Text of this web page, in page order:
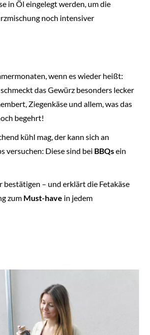
in Öl eingelegt werden, um die
noch intensiver
wenn es wieder heißt:
schmeckt das Gewürz besonders lecker
Ziegenkäse und allem, was das
begehrt!
kühl mag, der kann sich an
versuchen: Diese sind bei BBQsein
bestätigen – und erklärt die Fetakäse
zum Must-have in jedem